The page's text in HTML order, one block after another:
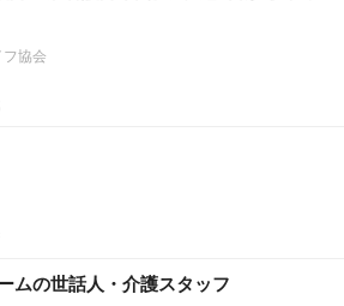
協会
ムの世話人・介護スタッフ